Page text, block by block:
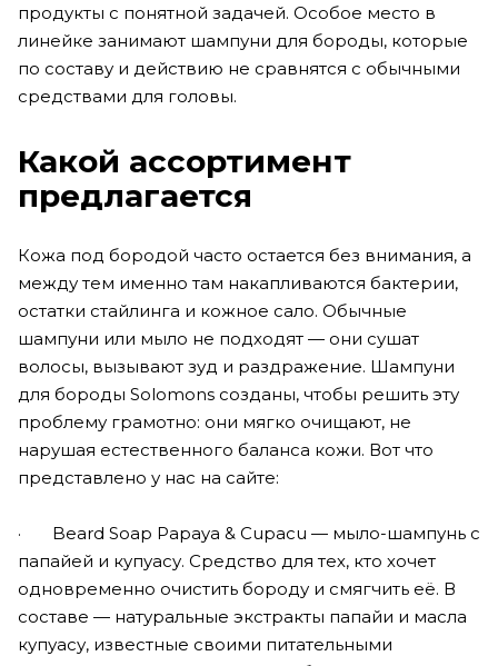
продукты с понятной задачей. Особое место в
линейке занимают шампуни для бороды, которые
по составу и действию не сравнятся с обычными
средствами для головы.
Какой ассортимент
предлагается
Кожа под бородой часто остается без внимания, а
между тем именно там накапливаются бактерии,
остатки стайлинга и кожное сало. Обычные
шампуни или мыло не подходят — они сушат
волосы, вызывают зуд и раздражение. Шампуни
для бороды Solomons созданы, чтобы решить эту
проблему грамотно: они мягко очищают, не
нарушая естественного баланса кожи. Вот что
представлено у нас на сайте:
· Beard Soap Papaya & Cupacu — мыло-шампунь с
папайей и купуасу. Средство для тех, кто хочет
одновременно очистить бороду и смягчить её. В
составе — натуральные экстракты папайи и масла
купуасу, известные своими питательными